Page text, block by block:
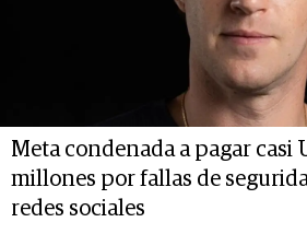
Meta condenada a pagar casi
millones por fallas de
redes sociales